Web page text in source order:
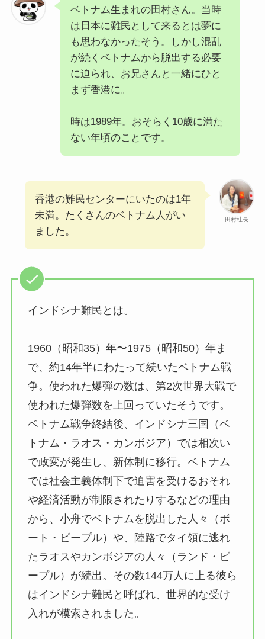
ベトナム生まれの田村さん。当時
は日本に難民として来るとは夢に
も思わなかったそう。しかし混乱
が続くベトナムから脱出する必要
に迫られ、お兄さんと一緒にひと
まず香港に。
時は1989年。おそらく10歳に満た
ない年頃のことです。
田村社長
香港の難民センターにいたのは1年
未満。たくさんのベトナム人がい
ました。
インドシナ難民とは。
1960（昭和35）年〜1975（昭和50）年ま
で、約14年半にわたって続いたベトナム戦
争。使われた爆弾の数は、第2次世界大戦で
使われた爆弾数を上回っていたそうです。
ベトナム戦争終結後、インドシナ三国（ベ
トナム・ラオス・カンボジア）では相次い
で政変が発生し、新体制に移行。ベトナム
では社会主義体制下で迫害を受けるおそれ
や経済活動が制限されたりするなどの理由
から、小舟でベトナムを脱出した人々（ボ
ート・ピープル）や、陸路でタイ領に逃れ
たラオスやカンボジアの人々（ランド・ピ
ープル）が続出。その数144万人に上る彼ら
はインドシナ難民と呼ばれ、世界的な受け
入れが模索されました。